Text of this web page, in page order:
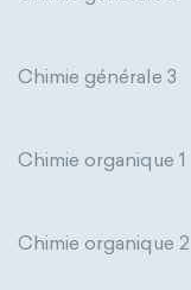
Chimie générale 3
Chimie organique 1
Chimie organique 2